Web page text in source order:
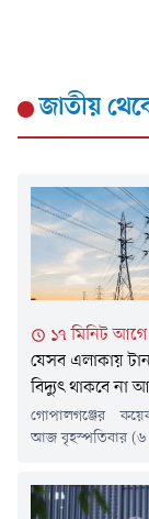
জাতীয়
১৭ মিনিট আগে
যেসব এলাকায়
বিদ্যুৎ থাকবে না
গোপালগঞ্জের
আজ বৃহস্পতিবার (৬
বন্ধ থাকবে। গত
বিজ্ঞপ্তিতে এ